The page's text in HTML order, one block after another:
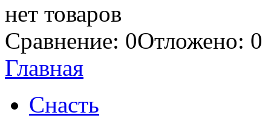
нет товаров
Сравнение: 0Отложено: 0
Главная
Снасть